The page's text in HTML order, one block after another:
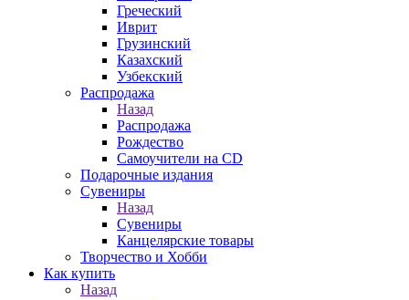
Греческий
Иврит
Грузинский
Казахский
Узбекский
Распродажа
Назад
Распродажа
Рождество
Самоучители на CD
Подарочные издания
Сувениры
Назад
Сувениры
Канцелярские товары
Творчество и Хобби
Как купить
Назад